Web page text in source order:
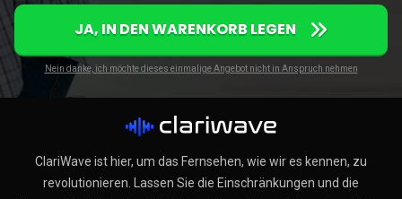
JA, IN DEN WARENKORB LEGEN
Nein danke, ich möchte dieses einmalige Angebot nicht in Anspruch nehmen
ClariWave ist hier, um das Fernsehen, wie wir es kennen, zu
revolutionieren. Lassen Sie die Einschränkungen und die